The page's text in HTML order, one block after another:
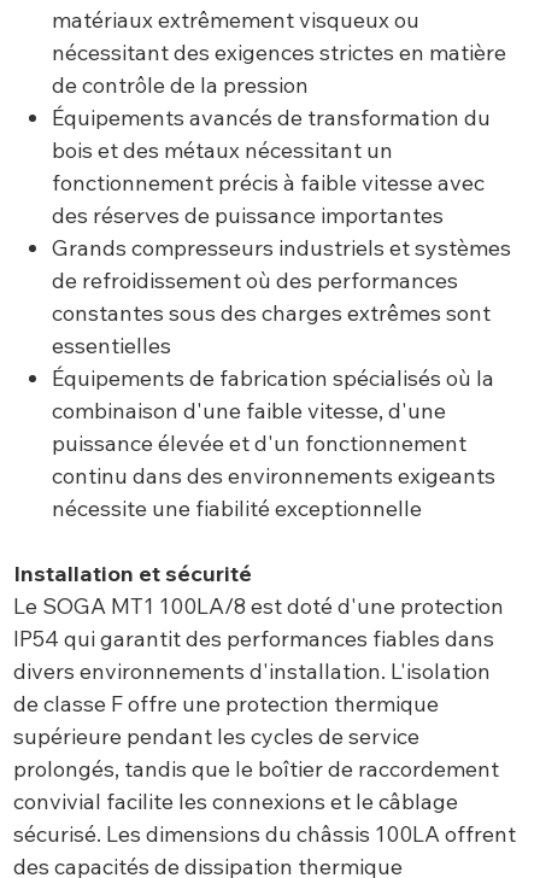
matériaux extrêmement visqueux ou
nécessitant des exigences strictes en matière
de contrôle de la pression
Équipements avancés de transformation du
bois et des métaux nécessitant un
fonctionnement précis à faible vitesse avec
des réserves de puissance importantes
Grands compresseurs industriels et systèmes
de refroidissement où des performances
constantes sous des charges extrêmes sont
essentielles
Équipements de fabrication spécialisés où la
combinaison d'une faible vitesse, d'une
puissance élevée et d'un fonctionnement
continu dans des environnements exigeants
nécessite une fiabilité exceptionnelle
Installation et sécurité
Le SOGA MT1 100LA/8 est doté d'une protection
IP54 qui garantit des performances fiables dans
divers environnements d'installation. L'isolation
de classe F offre une protection thermique
supérieure pendant les cycles de service
prolongés, tandis que le boîtier de raccordement
convivial facilite les connexions et le câblage
sécurisé. Les dimensions du châssis 100LA offrent
des capacités de dissipation thermique